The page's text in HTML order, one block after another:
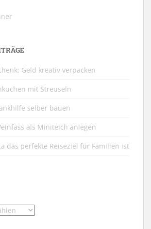
Geld kreativ verpacken
mit Streuseln
selber bauen
als Miniteich anlegen
das perfekte Reiseziel für Familien ist